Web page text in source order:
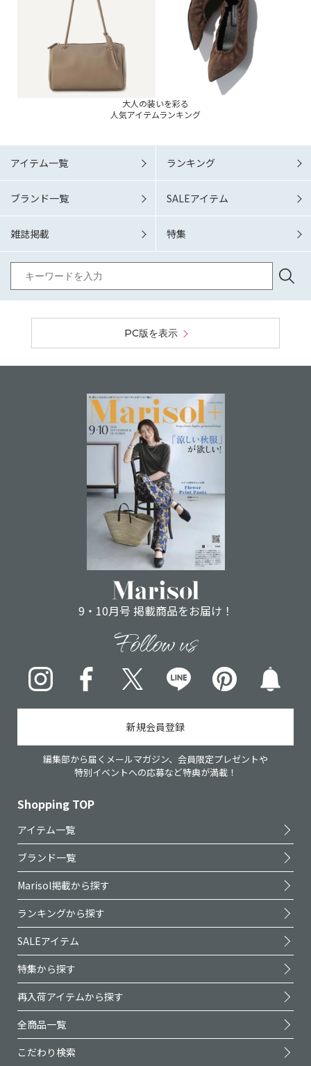
大人の装いを彩る
人気アイテムランキング
アイテム一覧 ランキング
ブランド一覧 SALEアイテム
雑誌掲載 特集
PC版を表示
9・10月号 掲載商品をお届け！
Follow us
InstagramFacebookX LINE pinterest
新規会員登録
編集部から届くメールマガジン、会員限定プレゼントや
特別イベントへの応募など特典が満載！
Shopping TOP
アイテム一覧
ブランド一覧
Marisol掲載から探す
ランキングから探す
SALEアイテム
特集から探す
再入荷アイテムから探す
全商品一覧
こだわり検索